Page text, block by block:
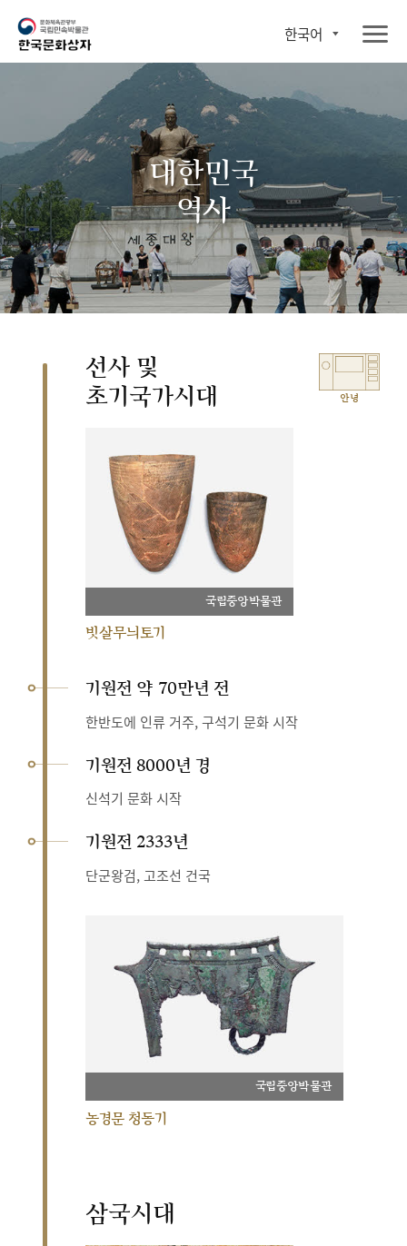
한국어
대한민국
역사
안녕
선사 및
초기국가시대
국립중앙박물관
빗살무늬토기
기원전 약 70만년 전
한반도에 인류 거주, 구석기 문화 시작
기원전 8000년 경
신석기 문화 시작
기원전 2333년
단군왕검, 고조선 건국
국립중앙박물관
농경문 청동기
삼국시대